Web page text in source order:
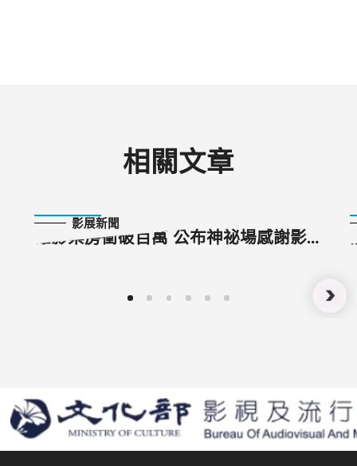
相關文章
影展新聞
雄影票房衝破百萬 公布神祕場感謝影